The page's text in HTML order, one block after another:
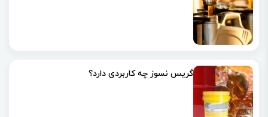
گریس نسوز چه کاربردی دارد؟